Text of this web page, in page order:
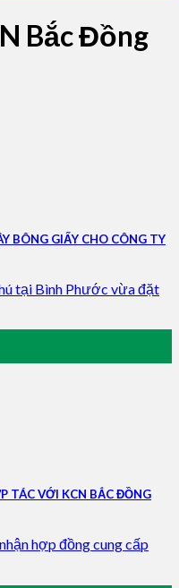
Bắc Đồng
BÔNG GIẤY CHO CÔNG TY
tại Bình Phước vừa đặt
TÁC VỚI KCN BẮC ĐỒNG
hợp đồng cung cấp